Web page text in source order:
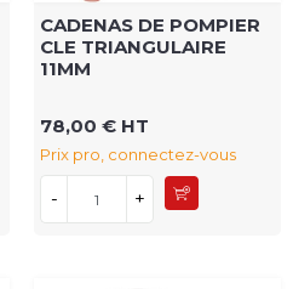
CADENAS DE POMPIER
CLE TRIANGULAIRE
11MM
78,00 € HT
Prix pro, connectez-vous
- +